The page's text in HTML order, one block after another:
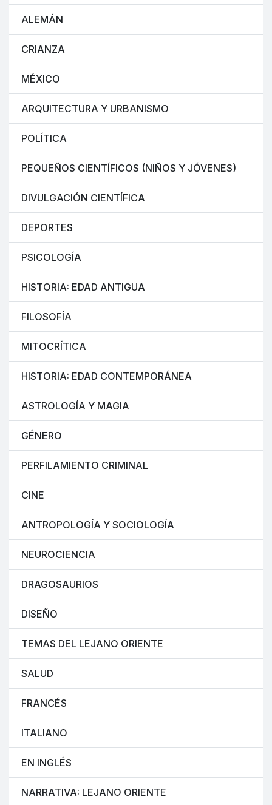
ALEMÁN
CRIANZA
MÉXICO
ARQUITECTURA Y URBANISMO
POLÍTICA
PEQUEÑOS CIENTÍFICOS (NIÑOS Y JÓVENES)
DIVULGACIÓN CIENTÍFICA
DEPORTES
PSICOLOGÍA
HISTORIA: EDAD ANTIGUA
FILOSOFÍA
MITOCRÍTICA
HISTORIA: EDAD CONTEMPORÁNEA
ASTROLOGÍA Y MAGIA
GÉNERO
PERFILAMIENTO CRIMINAL
CINE
ANTROPOLOGÍA Y SOCIOLOGÍA
NEUROCIENCIA
DRAGOSAURIOS
DISEÑO
TEMAS DEL LEJANO ORIENTE
SALUD
FRANCÉS
ITALIANO
EN INGLÉS
NARRATIVA: LEJANO ORIENTE